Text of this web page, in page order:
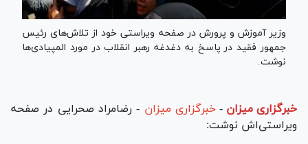
وزیر آموزش و پرورش در صفحه ویراستی‌ خود از تلاش‌های رئیس
جمهور فقید در پاسخ به دغدغه‌ رهبر انقلاب در مورد المپیادی‌ها
نوشت.
خبرگزاری میزان - خبرگزاری میزان - رضامراد صحرایی در صفحه
ویراستی‌اش نوشت: